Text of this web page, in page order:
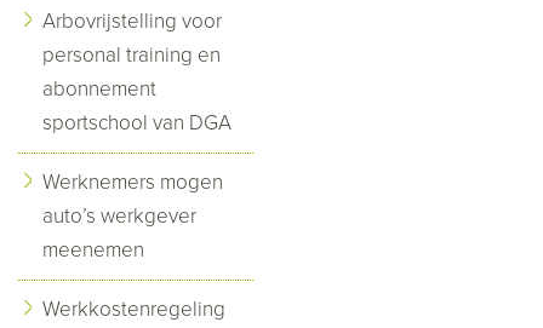
Arbovrijstelling voor
personal training en
abonnement
sportschool van DGA
Werknemers mogen
auto’s werkgever
meenemen
Werkkostenregeling